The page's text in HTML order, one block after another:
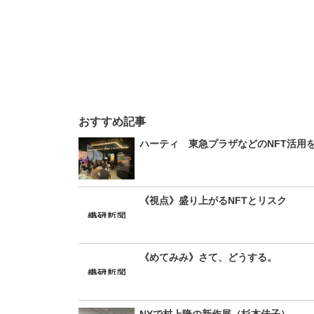
おすすめ記事
ハーティ 東急プラザなどのNFT活用
《視点》盛り上がるNFTとリスク
《めてみみ》さて、どうする。